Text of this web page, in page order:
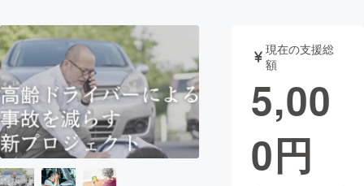
テクノロジー・ガジェット
映像・映画 書籍・雑誌
ビジネス・起業 チャレンジ
現在の支援総
額
5,00
0円